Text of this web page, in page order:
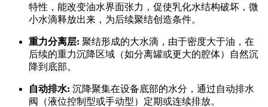
特性，能改变油水界面张力，促使乳化水结构破坏，微
小水滴释放出来，为后续聚结创造条件。
重力分离层: 聚结形成的大水滴，由于密度大于油，在
后续的重力沉降区域（如分离罐或更大的腔体）自然沉
降到底部。
自动排水: 沉降聚集在设备底部的水分，通过自动排水
阀（液位控制型或手动型）定期或连续排放。